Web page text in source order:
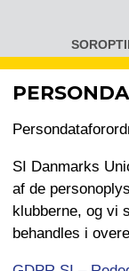
SI Danmarks
af de
klubberne, og vi
behandles i